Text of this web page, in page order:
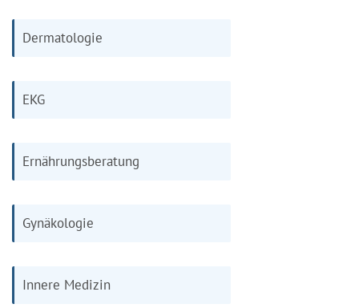
Dermatologie
EKG
Ernährungsberatung
Gynäkologie
Innere Medizin